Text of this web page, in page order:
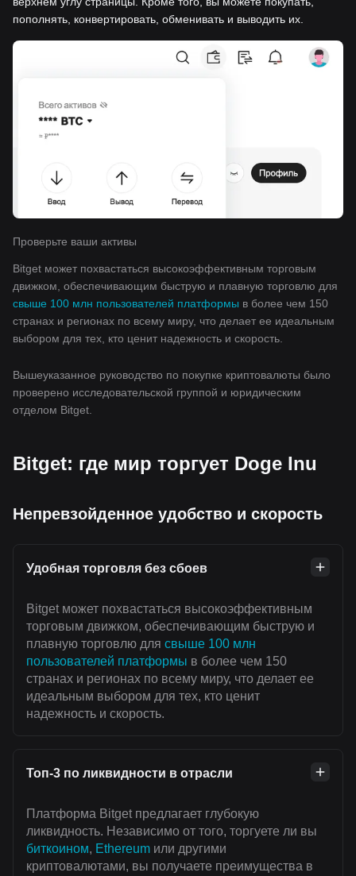
пополнять, конвертировать, обменивать и выводить их.
Проверьте ваши активы
Bitget может похвастаться высокоэффективным торговым
движком, обеспечивающим быструю и плавную торговлю для
свыше 100 млн пользователей платформы в более чем 150
странах и регионах по всему миру, что делает ее идеальным
выбором для тех, кто ценит надежность и скорость.
Вышеуказанное руководство по покупке криптовалюты было
проверено исследовательской группой и юридическим
отделом Bitget.
Bitget: где мир торгует Doge Inu
Непревзойденное удобство и скорость
Удобная торговля без сбоев
Bitget может похвастаться высокоэффективным
торговым движком, обеспечивающим быструю и
плавную торговлю для свыше 100 млн
пользователей платформы в более чем 150
странах и регионах по всему миру, что делает ее
идеальным выбором для тех, кто ценит
надежность и скорость.
Топ-3 по ликвидности в отрасли
Платформа Bitget предлагает глубокую
ликвидность. Независимо от того, торгуете ли вы
биткоином, Ethereum или другими
криптовалютами, вы получаете преимущества в